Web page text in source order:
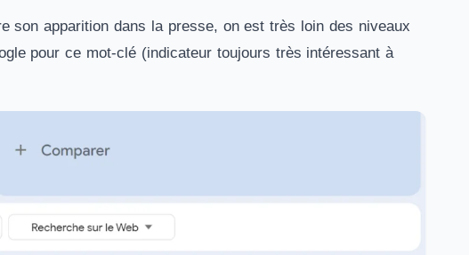
son apparition dans la presse, on est très loin des niveaux
pour ce mot-clé (indicateur toujours très intéressant à